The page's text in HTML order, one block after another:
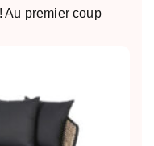
Au premier coup